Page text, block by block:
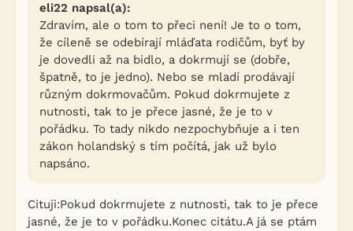
eli22 napsal(a):
Zdravím, ale o tom to přeci není! Je to o tom,
že cíleně se odebírají mláďata rodičům, byť by
je dovedli až na bidlo, a dokrmují se (dobře,
špatně, to je jedno). Nebo se mladí prodávají
různým dokrmovačům. Pokud dokrmujete z
nutnosti, tak to je přece jasné, že je to v
pořádku. To tady nikdo nezpochybňuje a i ten
zákon holandský s tím počítá, jak už bylo
napsáno.
Cituji:Pokud dokrmujete z nutnosti, tak to je přece
jasné, že je to v pořádku.Konec citátu.A já se ptám